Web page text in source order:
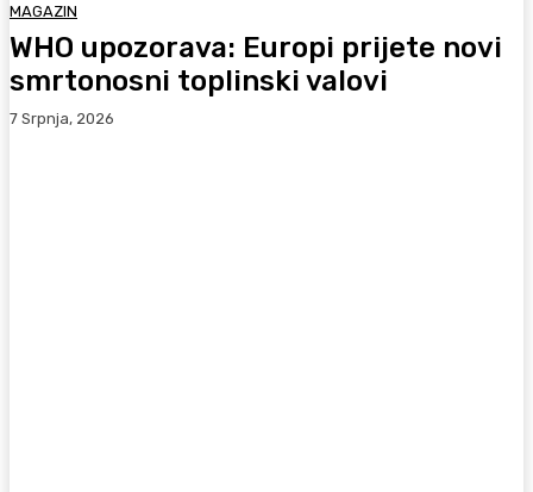
MAGAZIN
WHO upozorava: Europi prijete novi
smrtonosni toplinski valovi
7 Srpnja, 2026